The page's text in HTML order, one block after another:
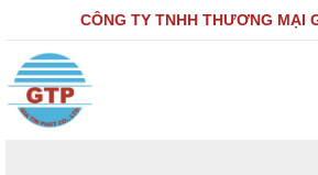
CÔNG TY TNHH THƯƠNG MẠI